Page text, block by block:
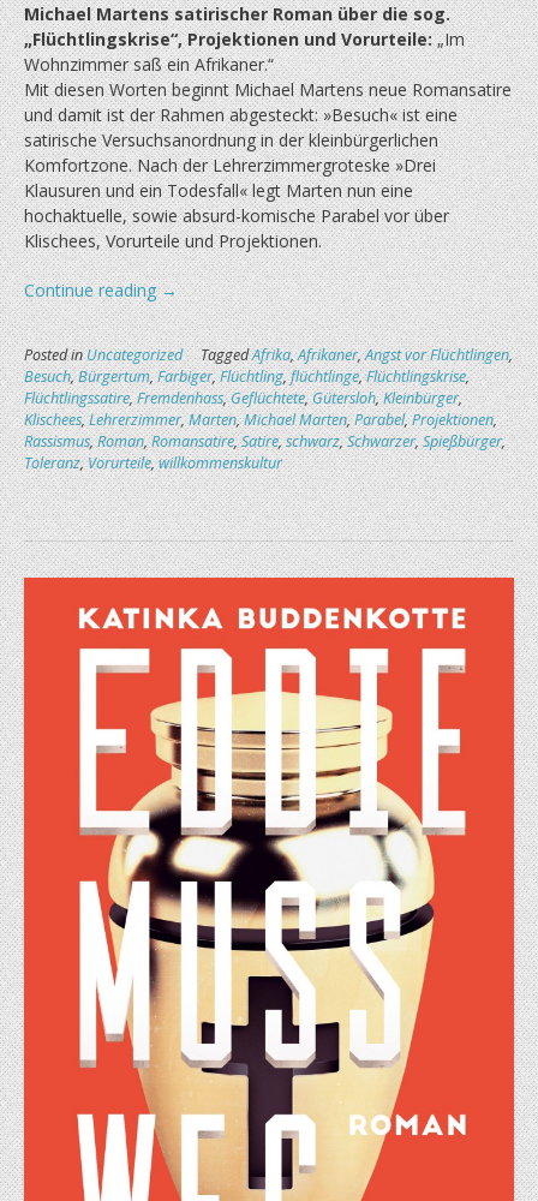
Michael Martens satirischer Roman über die sog.
„Flüchtlingskrise“, Projektionen und Vorurteile:„Im
Wohnzimmer saß ein Afrikaner.“
Mit diesen Worten beginnt Michael Martens neue Romansatire
und damit ist der Rahmen abgesteckt: »Besuch« ist eine
satirische Versuchsanordnung in der kleinbürgerlichen
Komfortzone. Nach der Lehrerzimmergroteske »Drei
Klausuren und ein Todesfall« legt Marten nun eine
hochaktuelle, sowie absurd-komische Parabel vor über
Klischees, Vorurteile und Projektionen.
Continue reading„Der
Besuch
des
Afrikaners“
→
Posted inUncategorized TaggedAfrika,Afrikaner,Angst vor Flüchtlingen,
Besuch,Bürgertum,Farbiger,Flüchtling,flüchtlinge,Flüchtlingskrise,
Flüchtlingssatire,Fremdenhass,Geflüchtete,Gütersloh,Kleinbürger,
Klischees,Lehrerzimmer,Marten,Michael Marten,Parabel,Projektionen,
Rassismus,Roman,Romansatire,Satire,schwarz,Schwarzer,Spießbürger,
Toleranz,Vorurteile,willkommenskultur